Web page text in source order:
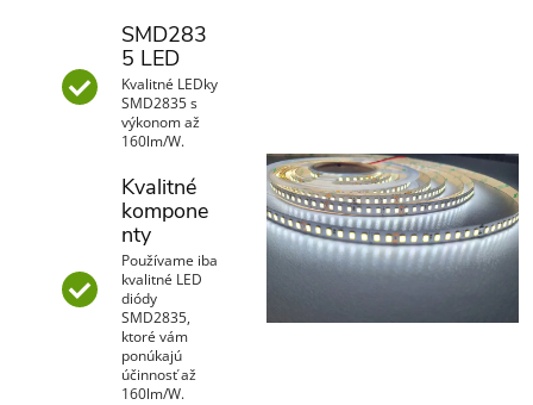
SMD283
5 LED
Kvalitné LEDky
SMD2835 s
výkonom až
160lm/W.
Kvalitné
kompone
nty
Používame iba
kvalitné LED
diódy
SMD2835,
ktoré vám
ponúkajú
účinnosť až
160lm/W.